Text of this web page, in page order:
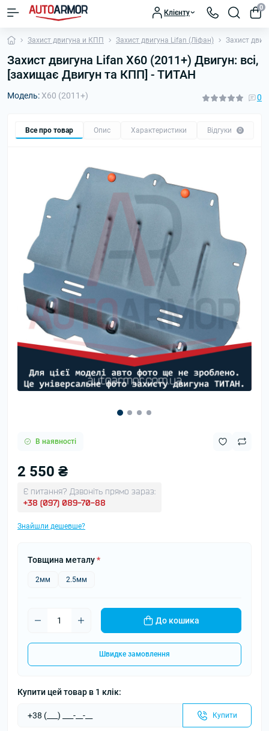
Клієнту
0
Захист двигуна и КПП Захист двигуна Lifan (Ліфан) Захист
Захист двигуна Lifan X60 (2011+) Двигун: всі,
[захищає Двигун та КПП] - ТИТАН
Модель: X60 (2011+) 0
Все про товар Опис Характеристики Відгуки 0
В наявності
2 550 ₴
Є питання? Дзвоніть прямо зараз:
+38 (097) 089-70-88
Знайшли дешевше?
Товщина металу*
2мм 2.5мм
До кошика
Швидке замовлення
Купити цей товар в 1 клік:
Купити